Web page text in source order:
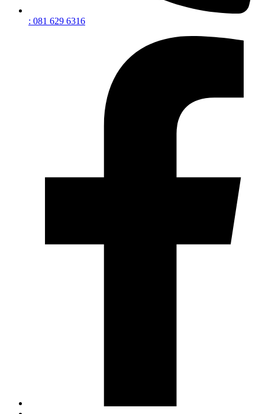
: 081 629 6316